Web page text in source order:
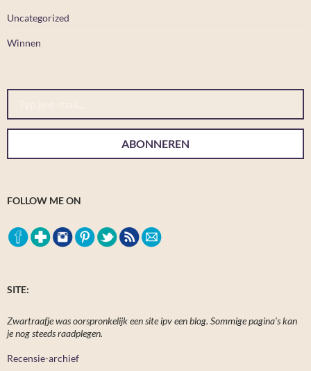
Uncategorized
Winnen
Typ je e-mail...
ABONNEREN
FOLLOW ME ON
SITE:
Zwartraafje was oorspronkelijk een site ipv een blog. Sommige pagina's kan
je nog steeds raadplegen.
Recensie-archief